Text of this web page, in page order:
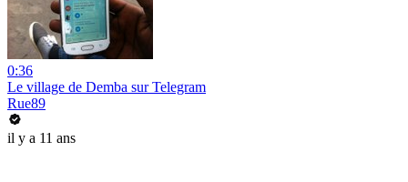
0:36
Le village de Demba sur Telegram
Rue89
il y a 11 ans